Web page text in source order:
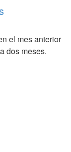
el mes anterior
dos meses.